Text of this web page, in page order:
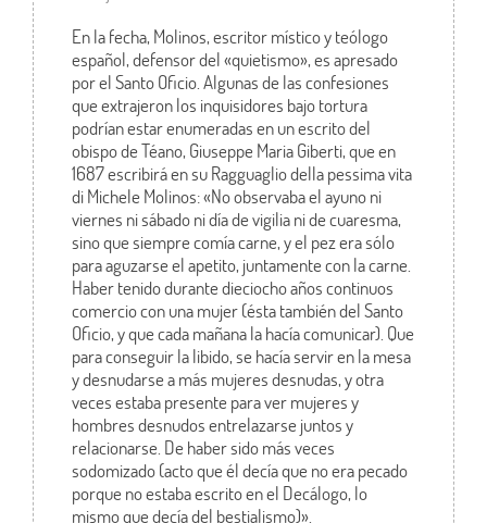
En la fecha, Molinos, escritor místico y teólogo
español, defensor del «quietismo», es apresado
por el Santo Oficio. Algunas de las confesiones
que extrajeron los inquisidores bajo tortura
podrían estar enumeradas en un escrito del
obispo de Téano, Giuseppe Maria Giberti, que en
1687 escribirá en su Ragguaglio della pessima vita
di Michele Molinos: «No observaba el ayuno ni
viernes ni sábado ni día de vigilia ni de cuaresma,
sino que siempre comía carne, y el pez era sólo
para aguzarse el apetito, juntamente con la carne.
Haber tenido durante dieciocho años continuos
comercio con una mujer (ésta también del Santo
Oficio, y que cada mañana la hacía comunicar). Que
para conseguir la libido, se hacía servir en la mesa
y desnudarse a más mujeres desnudas, y otra
veces estaba presente para ver mujeres y
hombres desnudos entrelazarse juntos y
relacionarse. De haber sido más veces
sodomizado (acto que él decía que no era pecado
porque no estaba escrito en el Decálogo, lo
mismo que decía del bestialismo)».